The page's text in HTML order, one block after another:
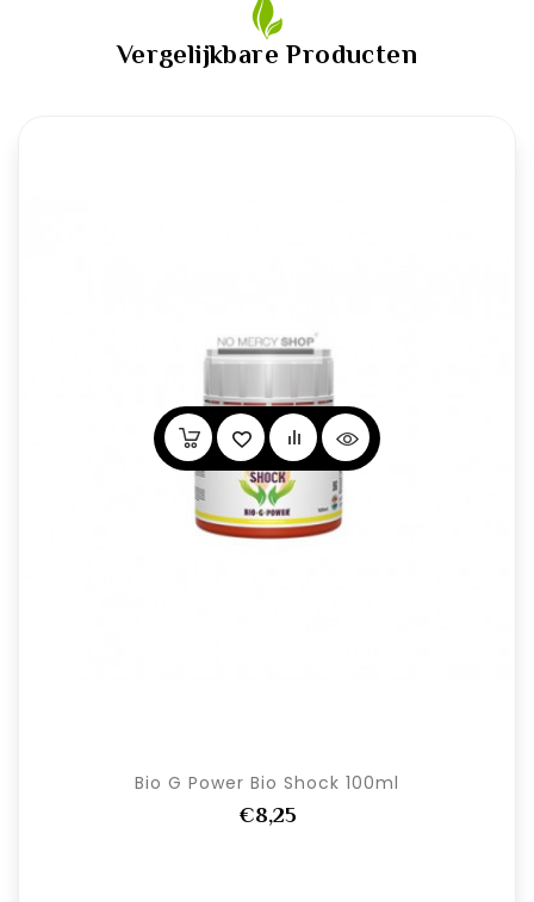
Vergelijkbare Producten
Bio G Power Bio Shock 100ml
€8,25